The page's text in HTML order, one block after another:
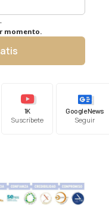
momento.
1K
Suscríbete
Google News
Seguir